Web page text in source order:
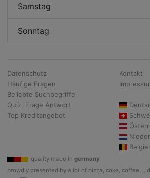
Samstag
Sonntag
Datenschutz
Häufige Fragen
Beliebte Suchbegriffe
Quiz, Frage Antwort
Top Kreditangebot
Kontakt
quality made in germany
prowdly presented by a lot of pizza, coke, coffee, ..